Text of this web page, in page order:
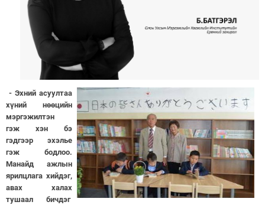
- Эхний асуултаа
хүний нөөцийн
мэргэжилтэн
гэж хэн бэ
гэдгээр эхэлье
гэж бодлоо.
Манайд ажлын
ярилцлага хийдэг,
авах халах
тушаал бичдэг